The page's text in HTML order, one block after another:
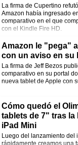
La firma de Cupertino
Amazon había ingresado
comparativo en el que
con el Kindle Fire HD.
Amazon le "pega"
con un aviso en su
La firma de Jeff Bezos
comparativo en su portal
nueva tablet de Apple con
Cómo quedó el
tablets de 7" tras la
iPad Mini
Luego del lanzamiento del
rápidamente creamos una